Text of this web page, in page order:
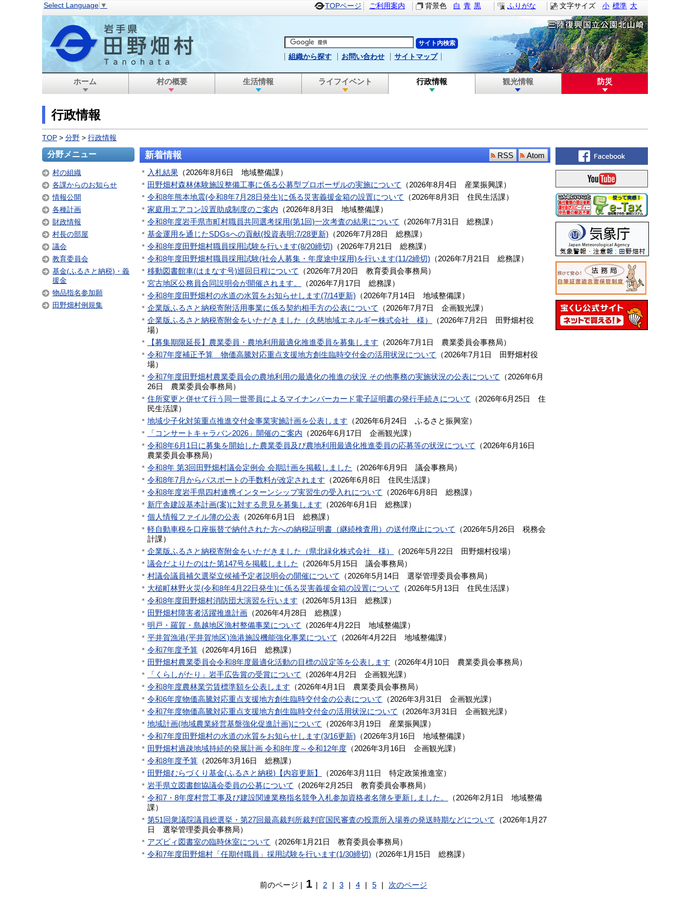
文字サイズ 小 標準 大
Select Language ▼ TOPページ ご利用案内 背景色 白 青 黒 ふりがな
組織から探す お問い合わせ サイトマップ
ホーム 村の概要 生活情報 ライフイベント 行政情報 観光情報 防災
行政情報
TOP > 分野 > 行政情報
新着情報 RSS Atom
入札結果 （2026年8月6日 地域整備課）
田野畑村森林体験施設整備工事に係る公募型プロポーザルの実施について
（2026年8月4日 産業振興課）
令和8年熊本地震(令和8年7月28日発生)に係る災害義援金箱の設置について
（2026年8月3日 住民生活課）
家庭用エアコン設置助成制度のご案内 （2026年8月3日 地域整備課）
令和8年度岩手県市町村職員共同選考採用(第1回)一次考査の結果について
（2026年7月31日 総務課）
基金運用を通じたSDGsへの貢献(投資表明:7/28更新) （2026年7月28日 総務課）
令和8年度田野畑村職員採用試験を行います(8/20締切) （2026年7月21日 総務課）
令和8年度田野畑村職員採用試験(社会人募集・年度途中採用)を行います(11/2締切) （2026年7月21日 総務課）
移動図書館車(はまなす号)巡回日程について
（2026年7月20日 教育委員会事務局）
宮古地区公務員合同説明会が開催されます。
（2026年7月17日 総務課）
令和8年度田野畑村の水道の水質をお知らせします(7/14更新) （2026年7月14日 地域整備課）
企業版ふるさと納税寄附活用事業に係る契約相手方の公表について
（2026年7月7日 企画観光課）
企業版ふるさと納税寄附金をいただきました（久慈地域エネルギー株式会社 様）
（2026年7月2日
田野畑村役
場）
【募集期限延長】農業委員・農地利用最適化推進委員を募集します （2026年7月1日 農業委員会事務局）
令和7年度補正予算 物価高騰対応重点支援地方創生臨時交付金の活用状況について
（2026年7月1日
田野畑村役
場）
令和7年度田野畑村農業委員会の農地利用の最適化の推進の状況 その他事務の実施状況の公表について
（2026年6月
26日
農業委員会事務局）
住所変更と併せて行う同一世帯員によるマイナンバーカード電子証明書の発行手続きについて
（2026年6月25日
住
民生活課）
地域少子化対策重点推進交付金事業実施計画を公表します （2026年6月24日 ふるさと振興室）
「コンサートキャラバン2026」開催のご案内 （2026年6月17日 企画観光課）
令和8年6月1日に募集を開始した農業委員及び農地利用最適化推進委員の応募等の状況について
（2026年6月16日
農業委員会事務局）
令和8年 第3回田野畑村議会定例会 会期計画を掲載しました
（2026年6月9日 議会事務局）
令和8年7月からパスポートの手数料が改定されます （2026年6月8日 住民生活課）
令和8年度岩手県四村連携インターンシップ実習生の受入れについて
（2026年6月8日 総務課）
新庁舎建設基本計画(案)に対する意見を募集します （2026年6月1日 総務課）
個人情報ファイル簿の公表 （2026年6月1日 総務課）
軽自動車税を口座振替で納付された方への納税証明書（継続検査用）の送付廃止について
（2026年5月26日
税務会
計課）
企業版ふるさと納税寄附金をいただきました（県北緑化株式会社 様）
（2026年5月22日 田野畑村役場）
議会だよりたのはた第147号を掲載しました
（2026年5月15日 議会事務局）
村議会議員補欠選挙立候補予定者説明会の開催について
（2026年5月14日 選挙管理委員会事務局）
大槌町林野火災(令和8年4月22日発生)に係る災害義援金箱の設置について
（2026年5月13日 住民生活課）
令和8年度田野畑村消防団大演習を行います （2026年5月13日 総務課）
田野畑村障害者活躍推進計画 （2026年4月28日 総務課）
明戸・羅賀・島越地区漁村整備事業について
（2026年4月22日 地域整備課）
平井賀漁港(平井賀地区)漁港施設機能強化事業について
（2026年4月22日 地域整備課）
令和7年度予算 （2026年4月16日 総務課）
田野畑村農業委員会令和8年度最適化活動の目標の設定等を公表します （2026年4月10日 農業委員会事務局）
「くらしがたり」岩手広告賞の受賞について
（2026年4月2日 企画観光課）
令和8年度農林業労賃標準額を公表します （2026年4月1日 農業委員会事務局）
令和6年度物価高騰対応重点支援地方創生臨時交付金の公表について
（2026年3月31日 企画観光課）
令和7年度物価高騰対応重点支援地方創生臨時交付金の活用状況について
（2026年3月31日 企画観光課）
地域計画(地域農業経営基盤強化促進計画)について
（2026年3月19日 産業振興課）
令和7年度田野畑村の水道の水質をお知らせします(3/16更新) （2026年3月16日 地域整備課）
田野畑村過疎地域持続的発展計画 令和8年度～令和12年度 （2026年3月16日 企画観光課）
令和8年度予算 （2026年3月16日 総務課）
田野畑むらづくり基金(ふるさと納税)【内容更新】
（2026年3月11日 特定政策推進室）
岩手県立図書館協議会委員の公募について
（2026年2月25日 教育委員会事務局）
令和7・8年度村営工事及び建設関連業務指名競争入札参加資格者名簿を更新しました。
（2026年2月1日
地域整備
課）
第51回衆議院議員総選挙・第27回最高裁判所裁判官国民審査の投票所入場券の発送時期などについて
（2026年1月27
日
選挙管理委員会事務局）
アズビィ図書室の臨時休室について
（2026年1月21日 教育委員会事務局）
令和7年度田野畑村「任期付職員」採用試験を行います(1/30締切) （2026年1月15日 総務課）
前のページ 1 2 3 4 5 次のページ
分野メニュー
村の組織
各課からのお知らせ
情報公開
各種計画
財政情報
村長の部屋
議会
教育委員会
基金(ふるさと納税)・義
援金
物品指名参加願
田野畑村例規集